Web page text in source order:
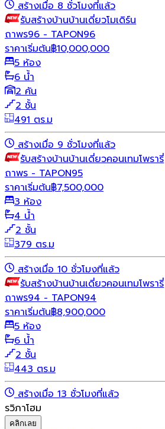
สร้างเมื่อ 8 ชั่วโมงที่แล้ว
รับสร้างบ้านบ้านเดี่ยวโมเดิร์น
ถาพร96 - TAPON96
ราคาเริ่มต้น฿10,000,000
5 ห้อง
6 น้ำ
2 คัน
2 ชั้น
491 ตร.ม
สร้างเมื่อ 9 ชั่วโมงที่แล้ว
รับสร้างบ้านบ้านเดี่ยวคอนเทมโพรารี่
ถาพร - TAPON95
ราคาเริ่มต้น฿7,500,000
3 ห้อง
4 น้ำ
2 ชั้น
379 ตร.ม
สร้างเมื่อ 10 ชั่วโมงที่แล้ว
รับสร้างบ้านบ้านเดี่ยวคอนเทมโพรารี่
ถาพร94 - TAPON94
ราคาเริ่มต้น฿8,900,000
5 ห้อง
6 น้ำ
2 ชั้น
443 ตร.ม
สร้างเมื่อ 13 ชั่วโมงที่แล้ว
รวิภาโฮม
คลิกเลย